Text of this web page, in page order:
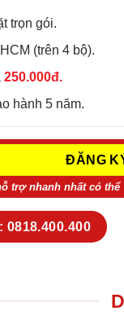
trọn gói.
(trên 4 bộ).
250.000đ.
hành 5 năm.
trợ nhanh nhất có thể